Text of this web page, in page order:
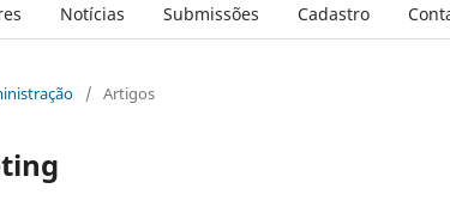
Notícias Submissões Cadastro
/ Artigos